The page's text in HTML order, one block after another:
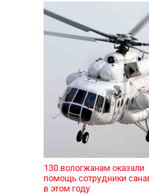
130 вологжанам оказали
помощь сотрудники
в этом году